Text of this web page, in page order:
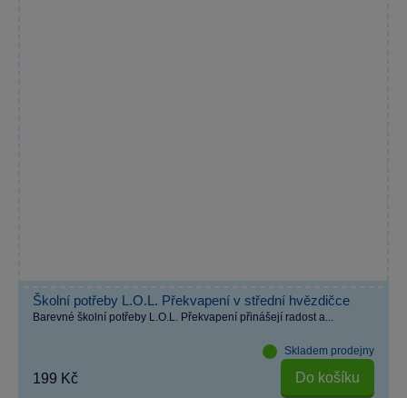
Školní potřeby L.O.L. Překvapení v střední hvězdičce
Barevné školní potřeby L.O.L. Překvapení přinášejí radost a...
Skladem prodejny
199 Kč Do košíku